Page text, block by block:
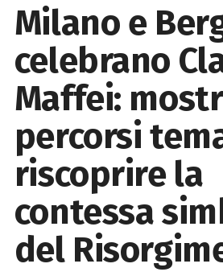
Milano e
celebrano
Maffei:
percorsi
riscoprire la
contessa
del